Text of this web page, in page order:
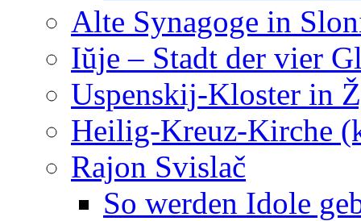
Alte Synagoge in
Iŭje – Stadt der vier
Uspenskij-Kloster in
Heilig-Kreuz-Kirche
Rajon Svislač
So werden Idole